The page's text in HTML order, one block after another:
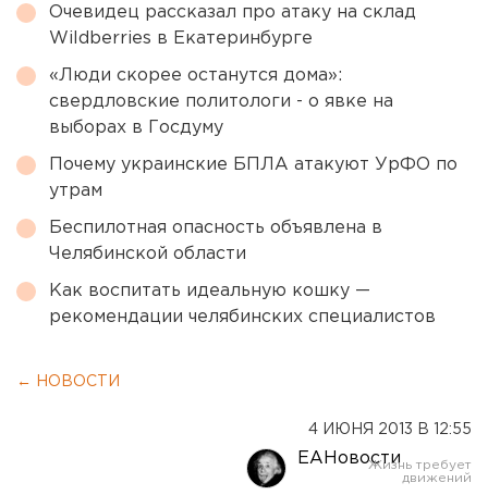
Очевидец рассказал про атаку на склад
Wildberries в Екатеринбурге
«Люди скорее останутся дома»:
свердловские политологи - о явке на
выборах в Госдуму
Почему украинские БПЛА атакуют УрФО по
утрам
Беспилотная опасность объявлена в
Челябинской области
Как воспитать идеальную кошку —
рекомендации челябинских специалистов
← НОВОСТИ
4 ИЮНЯ 2013 В 12:55
ЕАНовости